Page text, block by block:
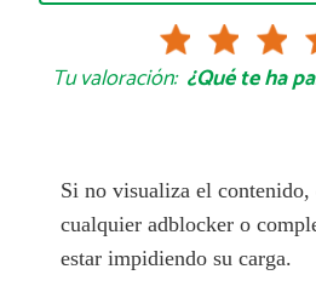
Tu valoración: ¿Qué te ha
Si no visualiza el contenido,
cualquier adblocker o
estar impidiendo su carga.